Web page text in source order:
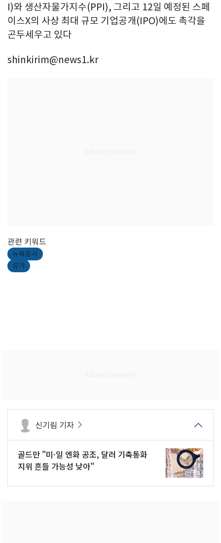
I)와 생산자물가지수(PPI), 그리고 12일 예정된 스페
이스X의 사상 최대 규모 기업공개(IPO)에도 촉각을
곤두세우고 있다
shinkirim@news1.kr
관련 키워드
뉴욕증시
유가
신기림 기자
골드만 "미·일 엔화 공조, 달러 기축통화
지위 흔들 가능성 낮아"